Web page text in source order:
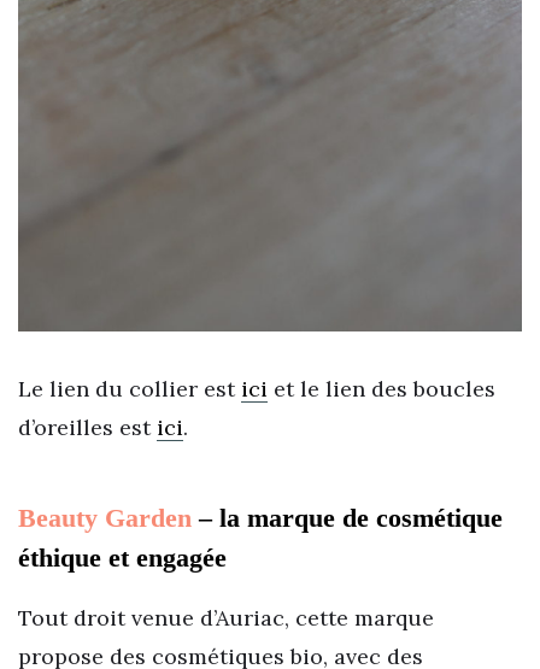
Le lien du collier est ici et le lien des boucles
d’oreilles est ici.
Beauty Garden – la marque de cosmétique
éthique et engagée
Tout droit venue d’Auriac, cette marque
propose des cosmétiques bio, avec des